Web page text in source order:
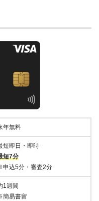
年無料
短即日・即時
短7分
申込5分・審査2分
1週間
簡易書留